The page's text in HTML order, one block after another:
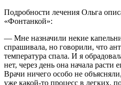
Подробности лечения Ольга
«Фонтанкой»:
— Мне назначили некие
спрашивала, но говорили, что
температура спала. И я
нет, через день она начала расти
Врачи ничего особо не
уже какой-то процесс в легких,